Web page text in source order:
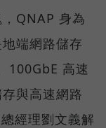
QNAP 身為
端網路儲存
100GbE 高速
與高速網路
經理劉文義解